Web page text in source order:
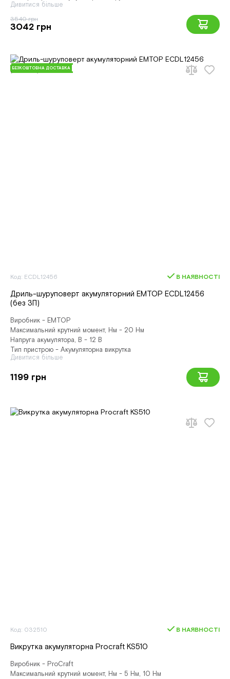
Дивитися більше
3540 грн
3042 грн
БЕЗКОШТОВНА ДОСТАВКА
Код: ECDL12456 В НАЯВНОСТІ
Дриль-шуруповерт акумуляторний EMTOP ECDL12456
(без ЗП)
Виробник - EMTOP
Максимальний крутний момент, Нм - 20 Нм
Напруга акумулятора, В - 12 В
Тип пристрою - Акумуляторна викрутка
Дивитися більше
1199 грн
Код: 032510 В НАЯВНОСТІ
Викрутка акумуляторна Procraft KS510
Виробник - ProCraft
Максимальний крутний момент, Нм - 5 Нм, 10 Нм